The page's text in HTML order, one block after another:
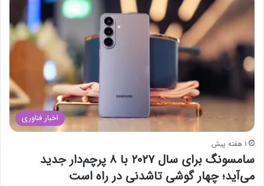
اخبار فناوری
1 هفته پیش
سامسونگ برای سال ۲۰۲۷ با ۸ پرچم‌دار جدید
می‌آید؛ چهار گوشی تاشدنی در راه است